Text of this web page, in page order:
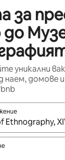
за
до
уникални
наем, домове
се